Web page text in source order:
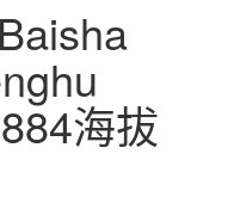
海拔